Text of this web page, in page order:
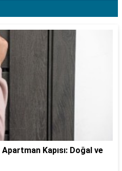
Kapısı: Doğal ve